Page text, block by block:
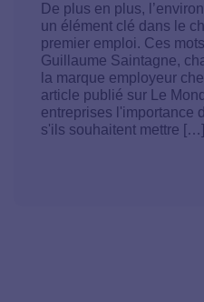
De plus en plus,
un élément clé dans le
premier emploi. Ces
Guillaume Saintagne,
la marque employeur
article publié sur Le
entreprises l'importance
s'ils souhaitent mettre […]